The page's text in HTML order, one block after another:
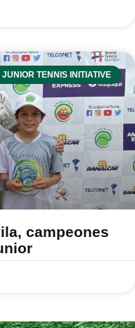
JUNIOR TENNIS INITIATIVE
campeones